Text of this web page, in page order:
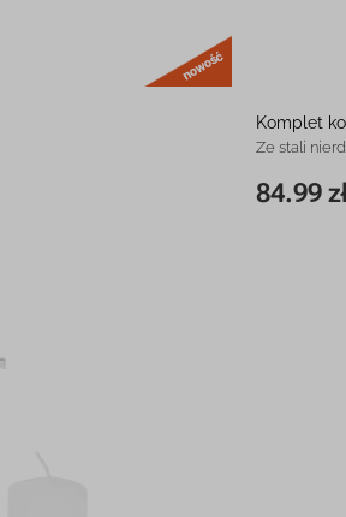
Komplet
Ze stali
84.99
17 cm